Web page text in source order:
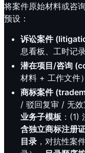
将案件原始材料或咨
预设：
诉讼案件
息看板、工时记
潜在项目/咨询
材料 + 工作文件
商标案件
/ 驳回复审 / 无
业务子模板 ：(1)
含独立商标注册
目录 ，对抗性案